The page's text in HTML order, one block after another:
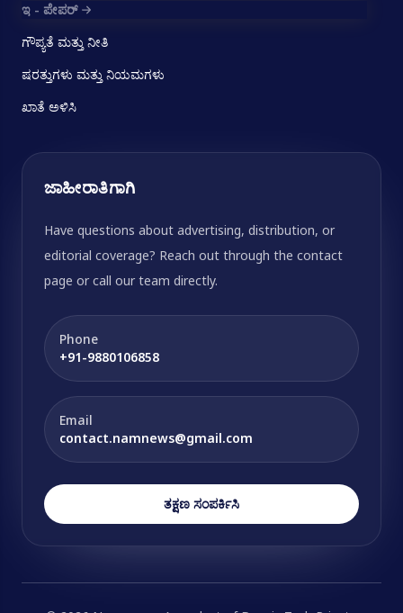
ಇ - ಪೇಪರ್
ಗೌಪ್ಯತೆ ಮತ್ತು ನೀತಿ
ಷರತ್ತುಗಳು ಮತ್ತು ನಿಯಮಗಳು
ಖಾತೆ ಅಳಿಸಿ
ಜಾಹೀರಾತಿಗಾಗಿ
Have questions about advertising, distribution, or
editorial coverage? Reach out through the contact
page or call our team directly.
Phone
+91-9880106858
Email
contact.namnews@gmail.com
ತಕ್ಷಣ ಸಂಪರ್ಕಿಸಿ